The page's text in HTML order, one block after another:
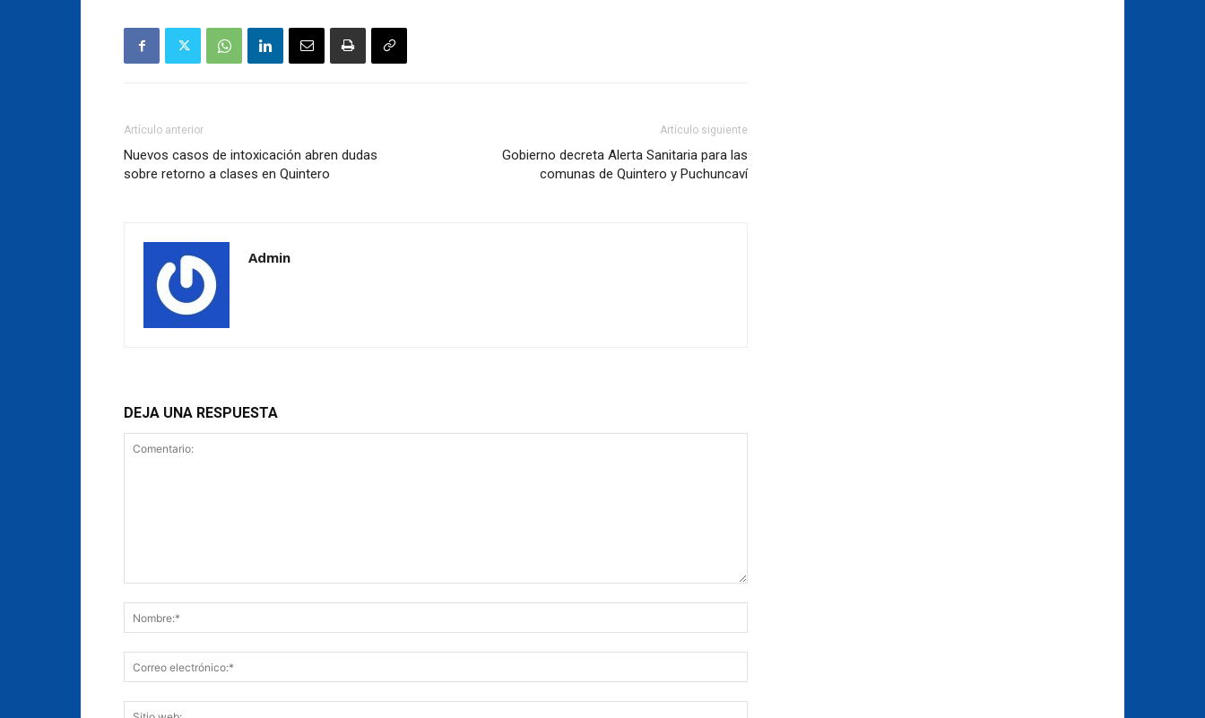
Artículo anterior
Nuevos casos de intoxicación abren dudas
sobre retorno a clases en Quintero
Artículo siguiente
Gobierno decreta Alerta Sanitaria para las
comunas de Quintero y Puchuncaví
Admin
DEJA UNA RESPUESTA